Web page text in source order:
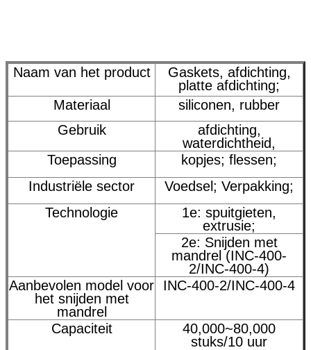
Naam van het product
Gaskets, afdichting,
platte afdichting;
Materiaal
siliconen, rubber
Gebruik
afdichting,
waterdichtheid,
Toepassing
kopjes; flessen;
Industriële sector
Voedsel; Verpakking;
Technologie
1e: spuitgieten,
extrusie;
2e: Snijden met
mandrel (INC-400-
2/INC-400-4)
Aanbevolen model voor
het snijden met
mandrel
INC-400-2/INC-400-4
Capaciteit
40,000~80,000
stuks/10 uur